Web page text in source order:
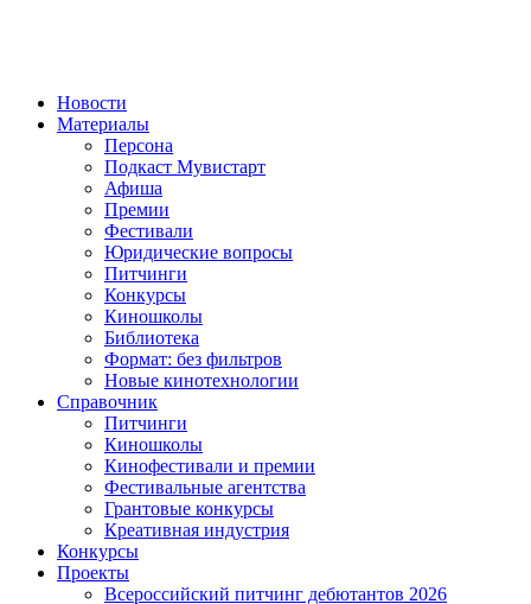
Новости
Материалы
Персона
Подкаст Мувистарт
Афиша
Премии
Фестивали
Юридические вопросы
Питчинги
Конкурсы
Киношколы
Библиотека
Формат: без фильтров
Новые кинотехнологии
Справочник
Питчинги
Киношколы
Кинофестивали и премии
Фестивальные агентства
Грантовые конкурсы
Креативная индустрия
Конкурсы
Проекты
Всероссийский питчинг дебютантов 2026